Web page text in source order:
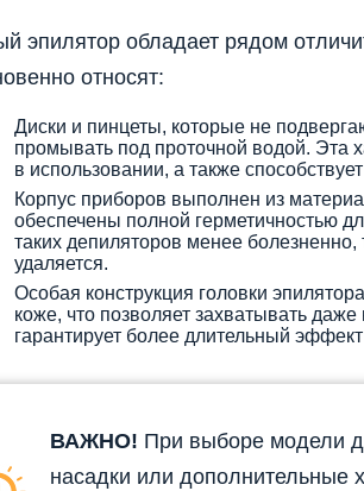
эпилятор обладает рядом
относят:
Диски и пинцеты, которые не
промывать под проточной водой. Эта
в использовании, а также
Корпус приборов выполнен из
обеспечены полной герметичностью
таких депиляторов менее
удаляется.
Особая конструкция головки
коже, что позволяет захватывать
гарантирует более длительный
ВАЖНО! При выборе модели
насадки или дополнительные